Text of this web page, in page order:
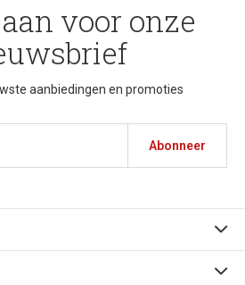
voor onze
aanbiedingen en promoties
Abonneer